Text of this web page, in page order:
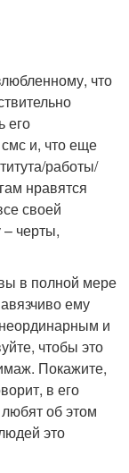
что
его
и, что еще
работы/
нравятся
своей
черты,
в полной мере
ему
и
чтобы это
Покажите,
в его
об этом
это